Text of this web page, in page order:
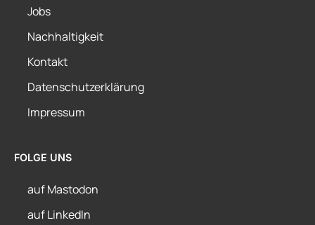
Jobs
Nachhaltigkeit
Kontakt
Datenschutzerklärung
Impressum
FOLGE UNS
auf Mastodon
auf LinkedIn